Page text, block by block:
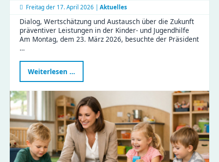
Freitag der 17. April 2026 | Aktuelles
Dialog, Wertschätzung und Austausch über die Zukunft
präventiver Leistungen in der Kinder- und Jugendhilfe
Am Montag, dem 23. März 2026, besuchte der Präsident
…
Weiterlesen …
des
Landtags
zu
Besuch
im
Haus
Liddy